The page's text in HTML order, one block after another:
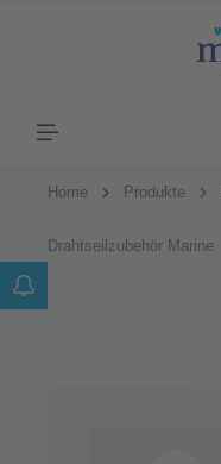
Home Produkte
Drahtseilzubehör Marine